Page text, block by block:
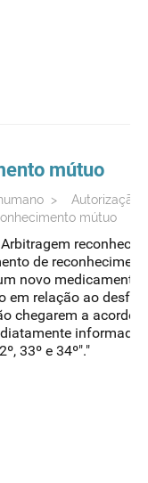
mútuo
>
Autorização
mútuo
de
novo
em relação ao
chegarem a acordo
33º e 34º"."